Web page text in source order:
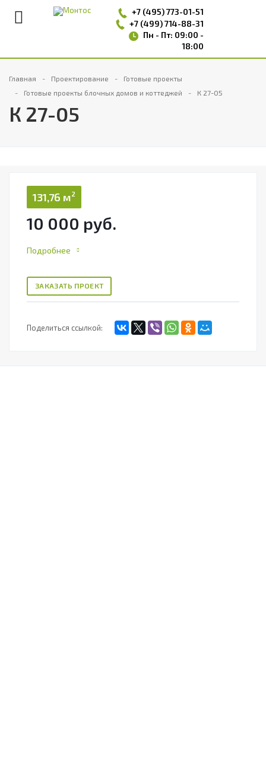
+7 (495)773-01-51
+7 (499) 714-88-31
Пн - Пт: 09:00 -
18:00
Главная Проектирование
Готовые проекты
Готовые проекты блочных домов и коттеджей
К 27-05
К 27-05
131,76 м2
10 000 руб.
Подробнее
ЗАКАЗАТЬ ПРОЕКТ
Поделиться ссылкой: